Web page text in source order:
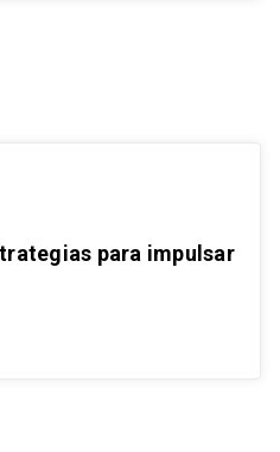
para impulsar